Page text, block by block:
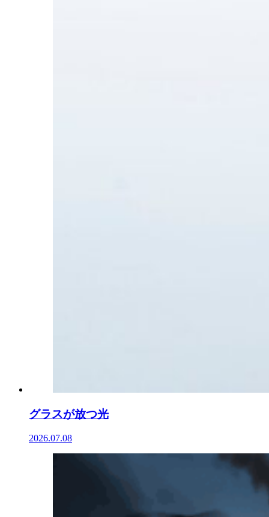
グラスが放つ光
2026.07.08